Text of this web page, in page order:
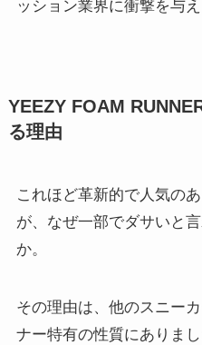
ッション業界に衝撃を与
YEEZY FOAM
る理由
これほど革新的で人気の
が、なぜ一部でダサいと
か。
その理由は、他のスニー
ナー特有の性質にありまし